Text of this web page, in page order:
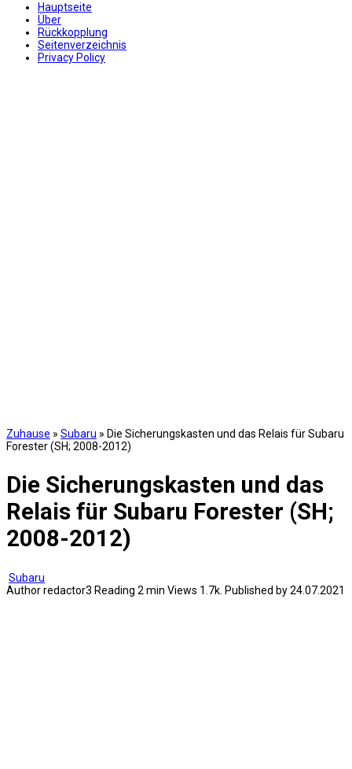
Hauptseite
Über
Rückkopplung
Seitenverzeichnis
Privacy Policy
Zuhause » Subaru » Die Sicherungskasten und das Relais für Subaru
Forester (SH; 2008-2012)
Die Sicherungskasten und das
Relais für Subaru Forester (SH;
2008-2012)
Subaru
Authorredactor3 Reading 2 min Views 1.7k. Published by24.07.2021